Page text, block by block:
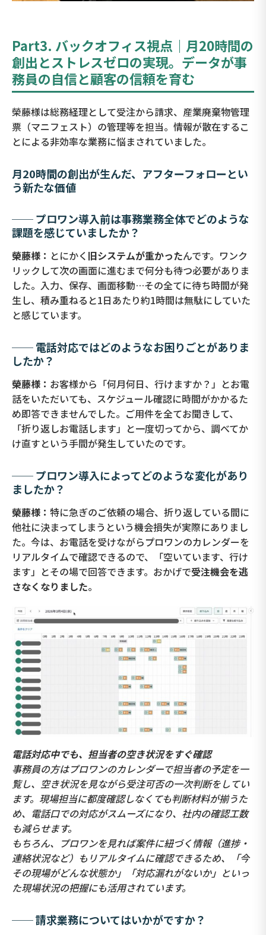
Part3. バックオフィス視点｜月20時間の
創出とストレスゼロの実現。データが事
務員の自信と顧客の信頼を育む
榮藤様は総務経理として受注から請求、産業廃棄物管理
票（マニフェスト）の管理等を担当。情報が散在するこ
とによる非効率な業務に悩まされていました。
月20時間の創出が生んだ、アフターフォローとい
う新たな価値
── プロワン導入前は事務業務全体でどのような
課題を感じていましたか？
榮藤様： とにかく 旧システムが重かったんです。ワンク
リックして次の画面に進むまで何分も待つ必要がありま
した。入力、保存、画面移動…その全てに待ち時間が発
生し、積み重ねると1日あたり約1時間は無駄にしていた
と感じています。
── 電話対応ではどのようなお困りごとがありま
したか？
榮藤様： お客様から「何月何日、行けますか？」とお電
話をいただいても、スケジュール確認に時間がかかるた
め即答できませんでした。ご用件を全てお聞きして、
「折り返しお電話します」と一度切ってから、調べてか
け直すという手間が発生していたのです。
── プロワン導入によってどのような変化があり
ましたか？
榮藤様： 特に急ぎのご依頼の場合、折り返している間に
他社に決まってしまうという機会損失が実際にありまし
た。今は、お電話を受けながらプロワンのカレンダーを
リアルタイムで確認できるので、「空いています、行け
ます」とその場で回答できます。おかげで受注機会を逃
さなくなりました。
電話対応中でも、担当者の空き状況をすぐ確認
事務員の方はプロワンのカレンダーで担当者の予定を一
覧し、空き状況を見ながら受注可否の一次判断をしてい
ます。現場担当に都度確認しなくても判断材料が揃うた
め、電話口での対応がスムーズになり、社内の確認工数
も減らせます。
もちろん、プロワンを見れば案件に紐づく情報（進捗・
連絡状況など）もリアルタイムに確認できるため、「今
その現場がどんな状態か」「対応漏れがないか」といっ
た現場状況の把握にも活用されています。
── 請求業務についてはいかがですか？